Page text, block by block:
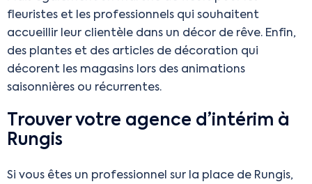
fleuristes et les professionnels qui souhaitent
accueillir leur clientèle dans un décor de rêve. Enfin,
des plantes et des articles de décoration qui
décorent les magasins lors des animations
saisonnières ou récurrentes.
Trouver votre agence d’intérim à
Rungis
Si vous êtes un professionnel sur la place de Rungis,